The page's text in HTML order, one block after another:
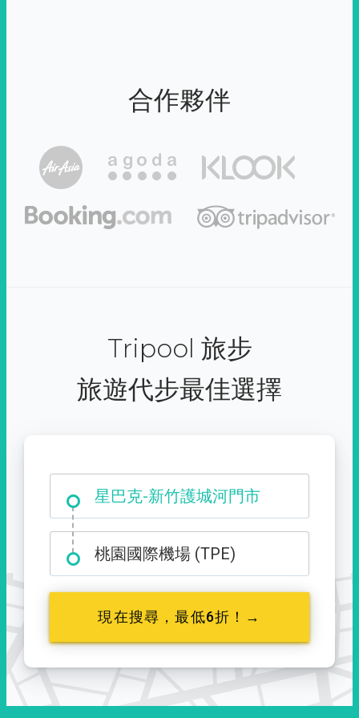
合作夥伴
Tripool 旅步
旅遊代步最佳選擇
大霸尖山登山口
桃園國際機場 (TPE)
現在搜尋，最低6折！→